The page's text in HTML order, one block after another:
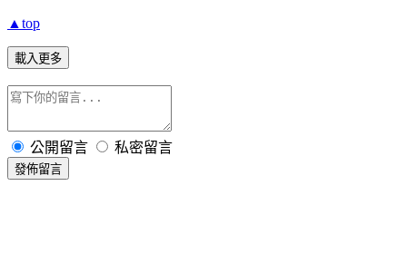
▲top
載入更多
公開留言 私密留言
發佈留言